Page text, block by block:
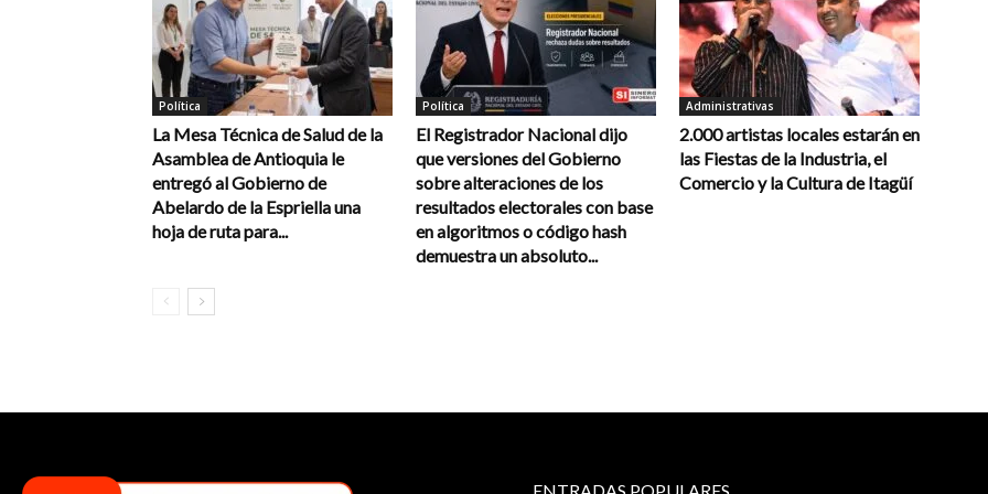
Política
La Mesa Técnica de Salud de la
Asamblea de Antioquia le
entregó al Gobierno de
Abelardo de la Espriella una
hoja de ruta para...
Política
El Registrador Nacional dijo
que versiones del Gobierno
sobre alteraciones de los
resultados electorales con base
en algoritmos o código hash
demuestra un absoluto...
Administrativas
2.000 artistas locales estarán en
las Fiestas de la Industria, el
Comercio y la Cultura de Itagüí